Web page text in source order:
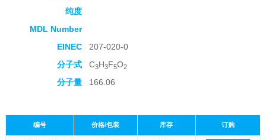
纯度
MDL Number
EINEC
207-020-0
分子式
C3H3F5O2
分子量 166.06
编号 价格/包装 库存 订购